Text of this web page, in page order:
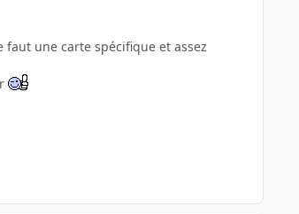
faut une carte spécifique et assez